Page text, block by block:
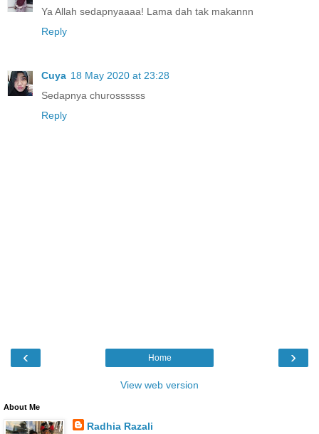
Ya Allah sedapnyaaaa! Lama dah tak makannn
Reply
Cuya 18 May 2020 at 23:28
Sedapnya churossssss
Reply
‹ ›
Home
View web version
About Me
Radhia Razali